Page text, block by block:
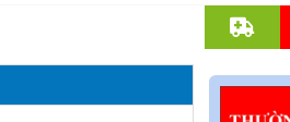
Văn bản pháp quy